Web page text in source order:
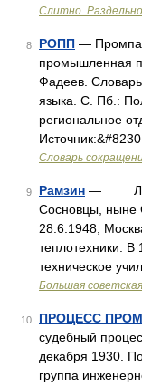
Слитно.
8 РОПП —
промышленная
Фадеев.
языка. С. Пб.:
региональное
Словарь
9 Рамзин —
Сосновцы, ныне
28.6.1948,
теплотехники. В
техническое
Большая
10 ПРОЦЕСС
судебный
декабря 1930.
группа